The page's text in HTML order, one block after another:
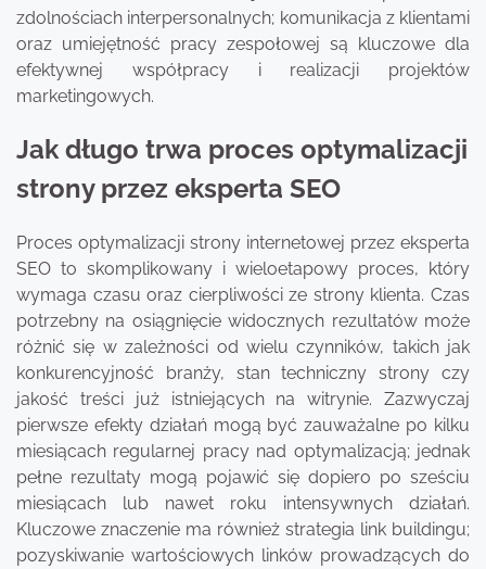
zdolnościach interpersonalnych; komunikacja z klientami
oraz umiejętność pracy zespołowej są kluczowe dla
efektywnej współpracy i realizacji projektów
marketingowych.
Jak długo trwa proces optymalizacji
strony przez eksperta SEO
Proces optymalizacji strony internetowej przez eksperta
SEO to skomplikowany i wieloetapowy proces, który
wymaga czasu oraz cierpliwości ze strony klienta. Czas
potrzebny na osiągnięcie widocznych rezultatów może
różnić się w zależności od wielu czynników, takich jak
konkurencyjność branży, stan techniczny strony czy
jakość treści już istniejących na witrynie. Zazwyczaj
pierwsze efekty działań mogą być zauważalne po kilku
miesiącach regularnej pracy nad optymalizacją; jednak
pełne rezultaty mogą pojawić się dopiero po sześciu
miesiącach lub nawet roku intensywnych działań.
Kluczowe znaczenie ma również strategia link buildingu;
pozyskiwanie wartościowych linków prowadzących do